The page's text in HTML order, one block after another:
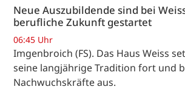
Neue Auszubildende sind bei
berufliche Zukunft gestartet
06:45 Uhr
Imgenbroich (FS). Das Haus Weiss
seine langjährige Tradition fort und
Nachwuchskräfte aus.